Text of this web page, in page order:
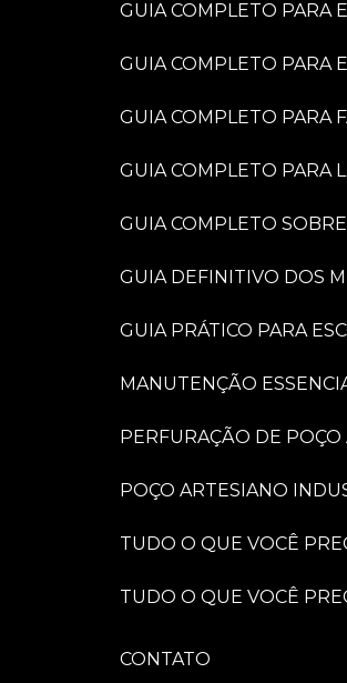
GUIA COMPLETO
GUIA COMPLETO
GUIA COMPLETO
GUIA COMPLETO
GUIA COMPLETO
GUIA DEFINITIVO DOS
GUIA PRÁTICO PARA
MANUTENÇÃO
PERFURAÇÃO DE
POÇO ARTESIANO
TUDO O QUE VOCÊ
TUDO O QUE VOCÊ
CONTATO